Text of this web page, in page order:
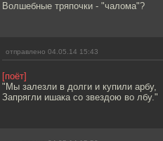
Волшебные тряпочки - "чалома"?
отправлено 04.05.14 15:43
[поёт]
"Мы залезли в долги и купили арбу,
Запрягли ишака со звездою во лбу."